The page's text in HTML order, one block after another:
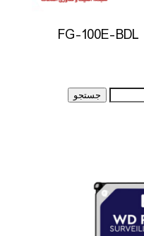
جستجو